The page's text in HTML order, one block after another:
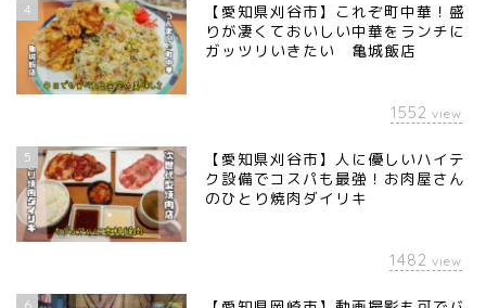
4
【愛知県刈谷市】これぞ町中華！盛
りが凄くておいしい中華をランチに
ガッツリいきたい 亀城飯店
1552 view
5
【愛知県刈谷市】人に優しいハイテ
ク設備でコスパも最強！お肉屋さん
のひとり焼肉ダイリキ
1482 view
6